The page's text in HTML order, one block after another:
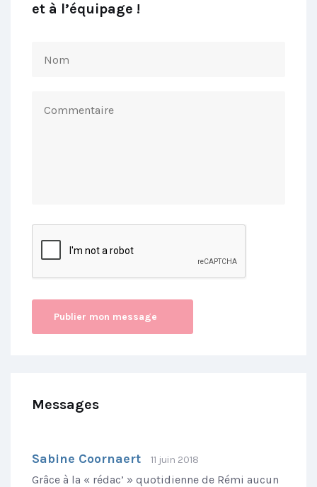
et à l’équipage !
Messages
Sabine Coornaert 11 juin 2018
Grâce à la « rédac’ » quotidienne de Rémi aucun